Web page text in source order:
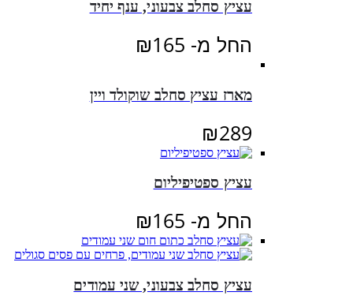
עציץ סחלב צבעוני, ענף יחיד
החל מ- ₪165
מארז עציץ סחלב שוקולד ויין
₪289
עציץ ספטיפיליום
החל מ- ₪165
עציץ סחלב צבעוני, שני עמודים